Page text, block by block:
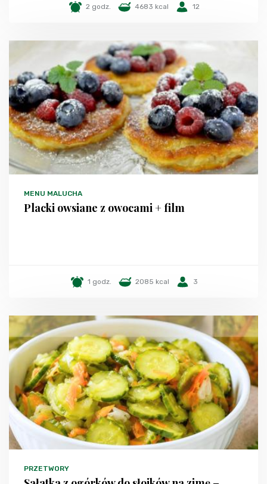
2 godz. 4683 kcal 12
MENU MALUCHA
Placki owsiane z owocami + film
1 godz. 2085 kcal 3
PRZETWORY